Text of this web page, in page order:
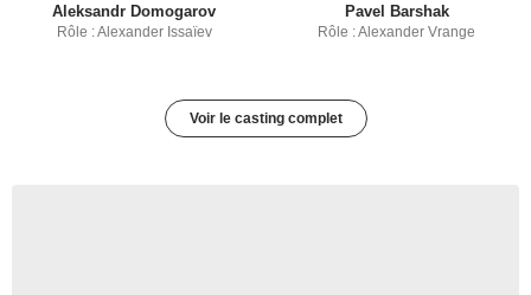
Aleksandr Domogarov
Rôle : Alexander Issaïev
Pavel Barshak
Rôle : Alexander Vrange
Voir le casting complet